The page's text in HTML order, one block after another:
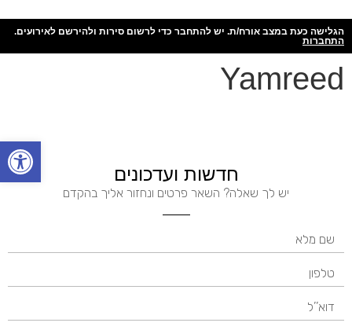
הגלישה כעת במצב אורח/ת. יש להתחבר כדי לרשום סירות ולהירשם לאירועים.
התחברות
Yamreed
חדשות ועדכונים
יש לך שאלה? השאר פרטים ונחזור אליך בהקדם